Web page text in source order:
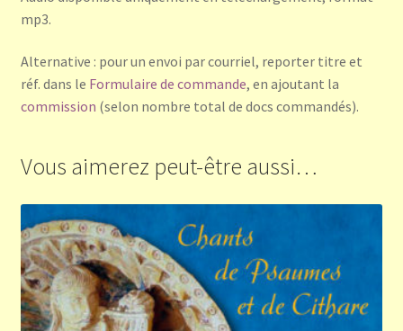
mp3.
Alternative : pour un envoi par courriel, reporter titre et
réf. dans le Formulaire de commande, en ajoutant la
commission (selon nombre total de docs commandés).
Vous aimerez peut-être aussi…